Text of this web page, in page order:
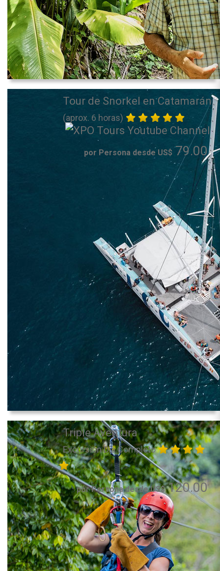
Tour de Snorkel en Catamarán
(aprox. 6 horas)
por Persona desde US$ 79.00
Triple Aventura
Excursión Día Completo
por Persona desde US$120.00